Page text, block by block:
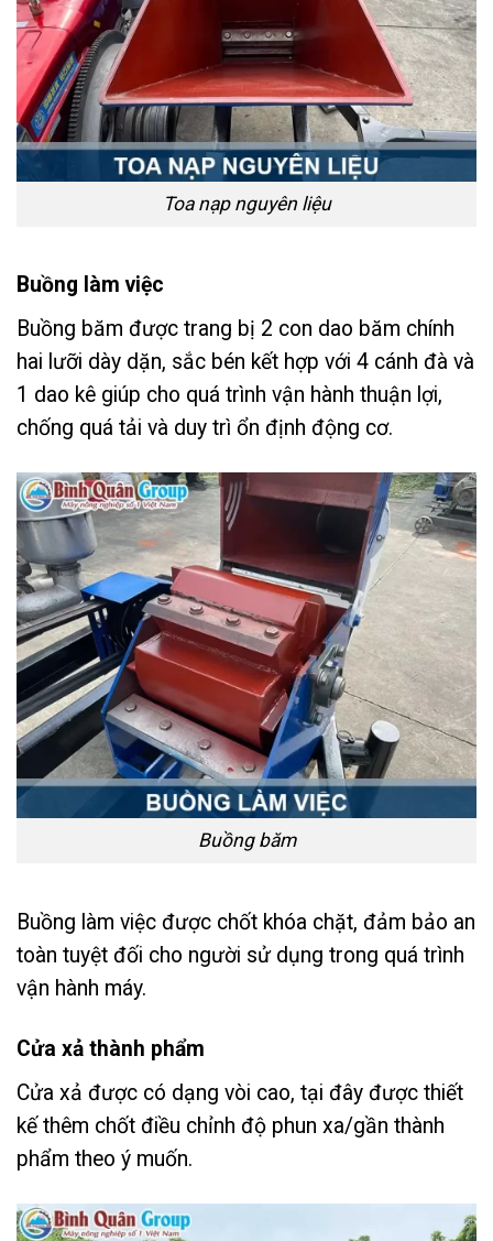
Toa nạp nguyên liệu
Buồng làm việc
Buồng băm được trang bị 2 con dao băm chính
hai lưỡi dày dặn, sắc bén kết hợp với 4 cánh đà và
1 dao kê giúp cho quá trình vận hành thuận lợi,
chống quá tải và duy trì ổn định động cơ.
Buồng băm
Buồng làm việc được chốt khóa chặt, đảm bảo an
toàn tuyệt đối cho người sử dụng trong quá trình
vận hành máy.
Cửa xả thành phẩm
Cửa xả được có dạng vòi cao, tại đây được thiết
kế thêm chốt điều chỉnh độ phun xa/gần thành
phẩm theo ý muốn.